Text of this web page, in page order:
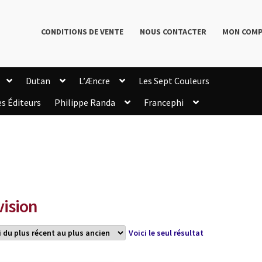
CONDITIONS DE VENTE NOUS CONTACTER MON
Dutan L’Æncre
Les Sept Couleurs
Éditeurs Philippe Randa
Francephi
Voici le seul résultat